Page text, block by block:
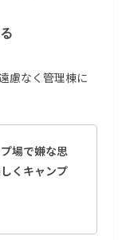
慮なく管理棟に
場で嫌な思
くキャンプ